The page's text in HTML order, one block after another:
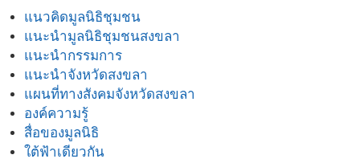
แนวคิดมูลนิธิชุมชน
แนะนำมูลนิธิชุมชนสงขลา
แนะนำกรรมการ
แนะนำจังหวัดสงขลา
แผนที่ทางสังคมจังหวัดสงขลา
องค์ความรู้
สื่อของมูลนิธิ
ใต้ฟ้าเดียวกัน